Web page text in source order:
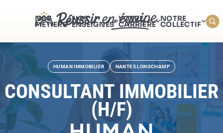
NOS
MÉTIERS
NOS
ENSEIGNES
VOTRE
CARRIÈRE
NOTRE
COLLECTIF
HUMAN IMMOBILIER NANTES LONGCHAMP
CONSULTANT IMMOBILIER
(H/F)